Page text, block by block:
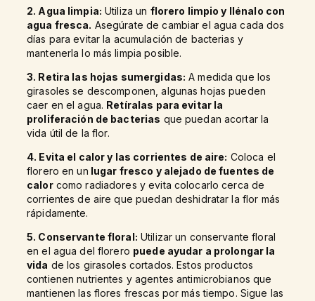
2. Agua limpia: Utiliza un florero limpio y llénalo con
agua fresca. Asegúrate de cambiar el agua cada dos
días para evitar la acumulación de bacterias y
mantenerla lo más limpia posible.
3. Retira las hojas sumergidas: A medida que los
girasoles se descomponen, algunas hojas pueden
caer en el agua. Retíralas para evitar la
proliferación de bacterias que puedan acortar la
vida útil de la flor.
4. Evita el calor y las corrientes de aire: Coloca el
florero en un lugar fresco y alejado de fuentes de
calorcomo radiadores y evita colocarlo cerca de
corrientes de aire que puedan deshidratar la flor más
rápidamente.
5. Conservante floral: Utilizar un conservante floral
en el agua del florero puede ayudar a prolongar la
vida de los girasoles cortados. Estos productos
contienen nutrientes y agentes antimicrobianos que
mantienen las flores frescas por más tiempo. Sigue las